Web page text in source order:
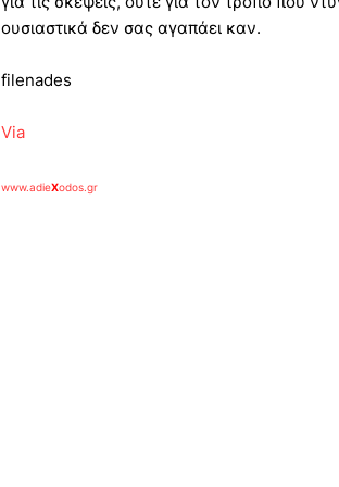
ουσιαστικά δεν σας αγαπάει καν.
filenades
Via
www.adieXodos.gr